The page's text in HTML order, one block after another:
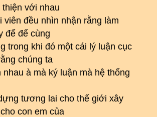
thiện với nhau
viên đều nhìn nhận rằng làm
để để cùng
trong khi đó một cái lý luận cục
chúng ta
à mà ký luận mà hệ thống
tương lai cho thế giới xây
con em của